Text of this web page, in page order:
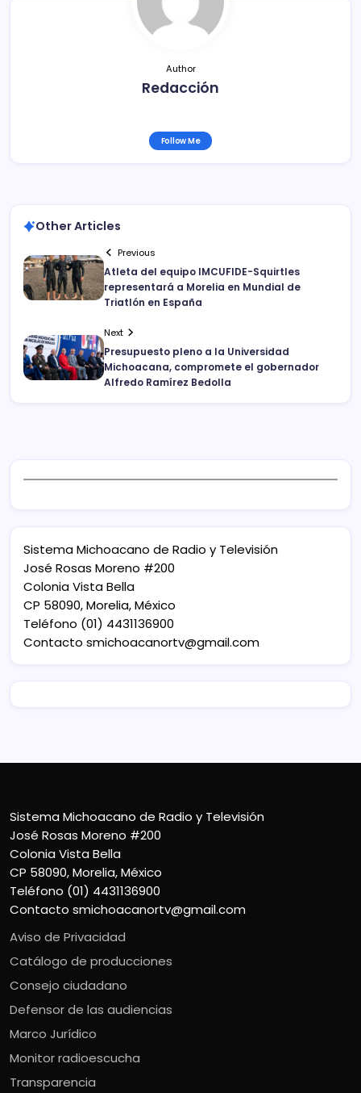
Author
Redacción
Follow Me
Other Articles
Previous
Atleta del equipo IMCUFIDE-Squirtles
representará a Morelia en Mundial de
Triatlón en España
Next
Presupuesto pleno a la Universidad
Michoacana, compromete el gobernador
Alfredo Ramírez Bedolla
Sistema Michoacano de Radio y Televisión
José Rosas Moreno #200
Colonia Vista Bella
CP 58090, Morelia, México
Teléfono (01) 4431136900
Contacto smichoacanortv@gmail.com
Sistema Michoacano de Radio y Televisión
José Rosas Moreno #200
Colonia Vista Bella
CP 58090, Morelia, México
Teléfono (01) 4431136900
Contacto smichoacanortv@gmail.com
Aviso de Privacidad
Catálogo de producciones
Consejo ciudadano
Defensor de las audiencias
Marco Jurídico
Monitor radioescucha
Transparencia